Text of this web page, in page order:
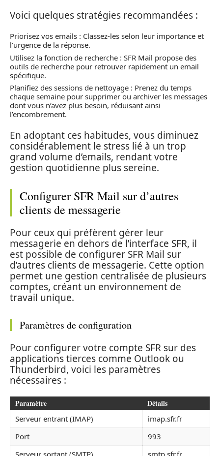
Voici quelques stratégies recommandées :
Priorisez vos emails : Classez-les selon leur importance et
l’urgence de la réponse.
Utilisez la fonction de recherche : SFR Mail propose des
outils de recherche pour retrouver rapidement un email
spécifique.
Planifiez des sessions de nettoyage : Prenez du temps
chaque semaine pour supprimer ou archiver les messages
dont vous n’avez plus besoin, réduisant ainsi
l’encombrement.
En adoptant ces habitudes, vous diminuez
considérablement le stress lié à un trop
grand volume d’emails, rendant votre
gestion quotidienne plus sereine.
Configurer SFR Mail sur d’autres
clients de messagerie
Pour ceux qui préfèrent gérer leur
messagerie en dehors de l’interface SFR, il
est possible de configurer SFR Mail sur
d’autres clients de messagerie. Cette option
permet une gestion centralisée de plusieurs
comptes, créant un environnement de
travail unique.
Paramètres de configuration
Pour configurer votre compte SFR sur des
applications tierces comme Outlook ou
Thunderbird, voici les paramètres
nécessaires :
Paramètre Détails
Serveur entrant (IMAP)
imap.sfr.fr
Port
993
Serveur sortant (SMTP)
smtp.sfr.fr